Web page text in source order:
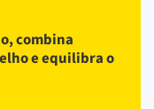
combina
e equilibra o